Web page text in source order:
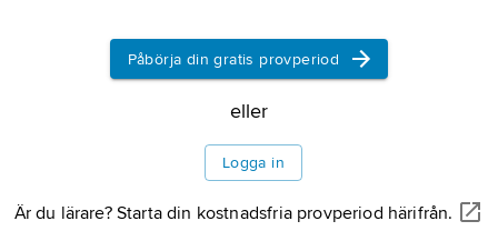
Påbörja din gratis provperiod
eller
Logga in
Är du lärare? Starta din kostnadsfria provperiod härifrån.